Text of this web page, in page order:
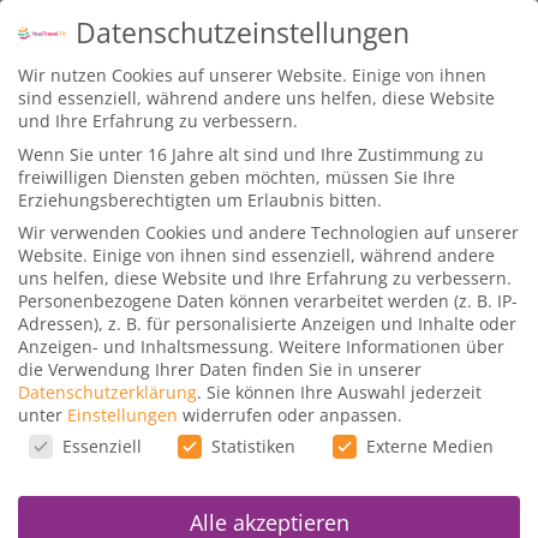
Kurs Tag:Punkte
Meilen, Punkte & Status –
die Grundlagen für
Einsteiger
Gepostet vonDominik|28. Mai 20|Kurse|
Willkommen zum Grundlagenkurs Meilen,
Datenschutzeinstellungen
Wir nutzen Cookies auf unserer Website. Einige von ihnen
sind essenziell, während andere uns helfen, diese Website
und Ihre Erfahrung zu verbessern.
Wenn Sie unter 16 Jahre alt sind und Ihre Zustimmung zu
freiwilligen Diensten geben möchten, müssen Sie Ihre
Erziehungsberechtigten um Erlaubnis bitten.
Wir verwenden Cookies und andere Technologien auf unserer
Website. Einige von ihnen sind essenziell, während andere
uns helfen, diese Website und Ihre Erfahrung zu verbessern.
Personenbezogene Daten können verarbeitet werden (z. B. IP-
Adressen), z. B. für personalisierte Anzeigen und Inhalte oder
Anzeigen- und Inhaltsmessung. Weitere Informationen über
die Verwendung Ihrer Daten finden Sie in unserer
Datenschutzerklärung. Sie können Ihre Auswahl jederzeit
unter Einstellungen widerrufen oder anpassen.
Datenschutzeinstellungen
Essenziell Statistiken Externe Medien
Alle akzeptieren